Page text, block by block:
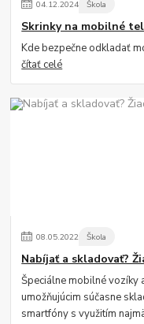
04.12.2024 Škola
Skrinky na mobilné
Kde bezpečne odkladať
čítať celé
08.05.2022 Škola
Nabíjať a skladovať?
Špeciálne mobilné vozíky
umožňujúcim súčasne
smartfóny s využitím